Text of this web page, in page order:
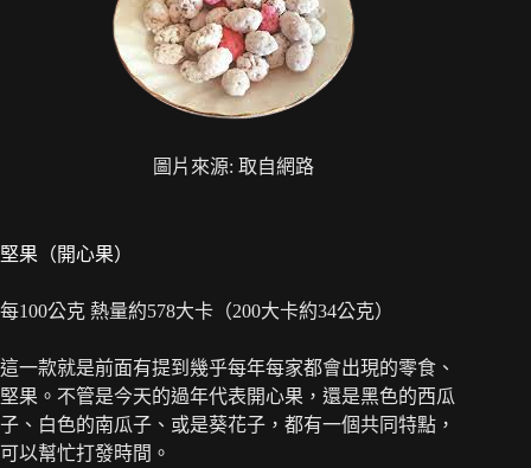
圖片來源: 取自網路
堅果（開心果）
每100公克 熱量約578大卡（200大卡約34公克）
這一款就是前面有提到幾乎每年每家都會出現的零食、
堅果。不管是今天的過年代表開心果，還是黑色的西瓜
子、白色的南瓜子、或是葵花子，都有一個共同特點，
可以幫忙打發時間。